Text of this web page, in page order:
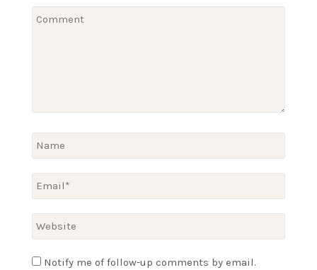
Notify me of follow-up comments by email.